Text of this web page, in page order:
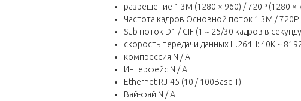
разрешение 1.3M (1280 × 960) / 720P (1280
Частота кадров Основной поток 1.3M / 720P
Sub поток D1 / CIF (1 ~ 25/30 кадров в
скорость передачи данных H.264H: 40K ~
компрессия N / A
Интерфейс N / A
Ethernet RJ-45 (10 / 100Base-T)
Вай-фай N / A